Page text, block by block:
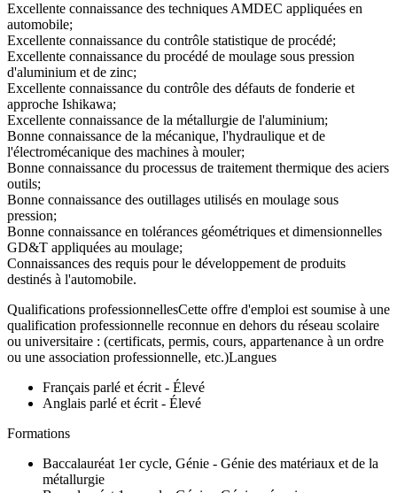
Excellente connaissance des techniques AMDEC appliquées en
automobile;
Excellente connaissance du contrôle statistique de procédé;
Excellente connaissance du procédé de moulage sous pression
d'aluminium et de zinc;
Excellente connaissance du contrôle des défauts de fonderie et
approche Ishikawa;
Excellente connaissance de la métallurgie de l'aluminium;
Bonne connaissance de la mécanique, l'hydraulique et de
l'électromécanique des machines à mouler;
Bonne connaissance du processus de traitement thermique des aciers
outils;
Bonne connaissance des outillages utilisés en moulage sous
pression;
Bonne connaissance en tolérances géométriques et dimensionnelles
GD&T appliquées au moulage;
Connaissances des requis pour le développement de produits
destinés à l'automobile.
Qualifications professionnellesCette offre d'emploi est soumise à une
qualification professionnelle reconnue en dehors du réseau scolaire
ou universitaire : (certificats, permis, cours, appartenance à un ordre
ou une association professionnelle, etc.)Langues
Français parlé et écrit - Élevé
Anglais parlé et écrit - Élevé
Formations
Baccalauréat 1er cycle, Génie - Génie des matériaux et de la
métallurgie